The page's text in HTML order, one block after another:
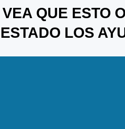
QUE ESTO
LOS